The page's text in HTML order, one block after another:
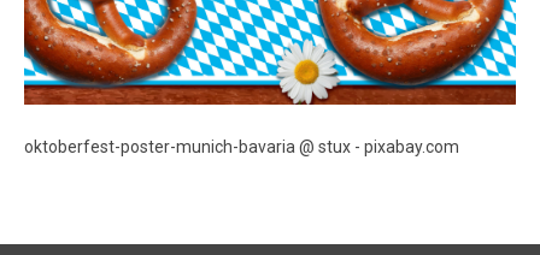
oktoberfest-poster-munich-bavaria @ stux - pixabay.com